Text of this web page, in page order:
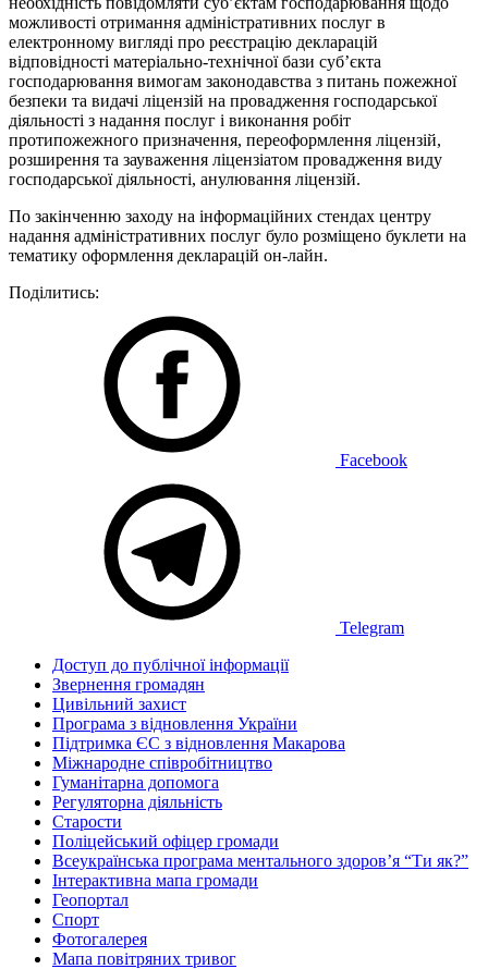
можливості отримання адміністративних послуг в
електронному вигляді про реєстрацію декларацій
відповідності матеріально-технічної бази суб’єкта
господарювання вимогам законодавства з питань пожежної
безпеки та видачі ліцензій на провадження господарської
діяльності з надання послуг і виконання робіт
протипожежного призначення, переоформлення ліцензій,
розширення та зауваження ліцензіатом провадження виду
господарської діяльності, анулювання ліцензій.
По закінченню заходу на інформаційних стендах центру
надання адміністративних послуг було розміщено буклети на
тематику оформлення декларацій он-лайн.
Поділитись:
Facebook
Telegram
Доступ до публічної інформації
Звернення громадян
Цивільний захист
Програма з відновлення України
Підтримка ЄС з відновлення Макарова
Міжнародне співробітництво
Гуманітарна допомога
Регуляторна діяльність
Старости
Поліцейський офіцер громади
Всеукраїнська програма ментального здоров’я “Ти як?”
Інтерактивна мапа громади
Геопортал
Спорт
Фотогалерея
Мапа повітряних тривог